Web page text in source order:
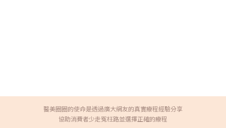
醫美圈圈的使命是透過廣大網友的真實療程經驗分享
協助消費者少走冤枉路並選擇正確的療程